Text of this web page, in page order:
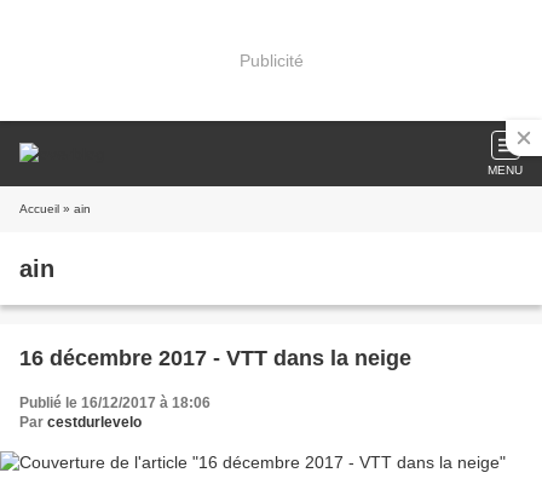
Publicité
MENU
Accueil » ain
ain
16 décembre 2017 - VTT dans la neige
Publié le 16/12/2017 à 18:06
Par cestdurlevelo